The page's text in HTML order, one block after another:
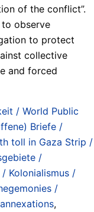
of the conflict”.
observe
to protect
collective
and forced
/ World Public
Briefe /
toll in Gaza Strip /
/
Kolonialismus /
/
,